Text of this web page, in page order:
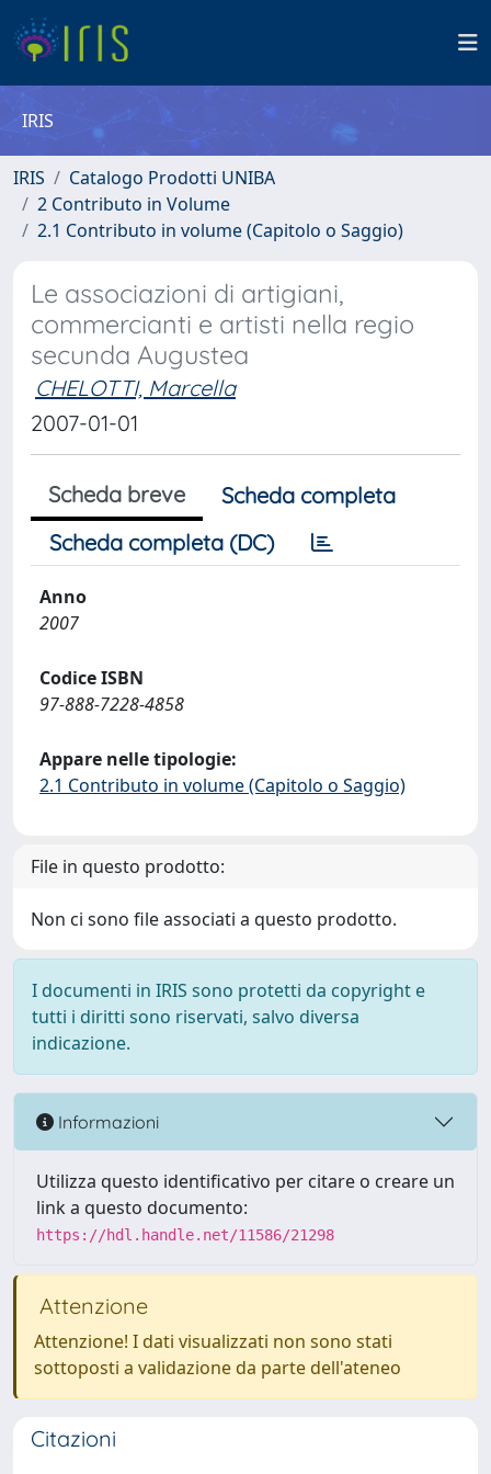
IRIS
IRIS
Catalogo Prodotti UNIBA
2 Contributo in Volume
2.1 Contributo in volume (Capitolo o Saggio)
Le associazioni di artigiani,
commercianti e artisti nella regio
secunda Augustea
CHELOTTI, Marcella
2007-01-01
Scheda breve
Scheda completa
Scheda completa (DC)
Anno
2007
Codice ISBN
97-888-7228-4858
Appare nelle tipologie:
2.1 Contributo in volume (Capitolo o Saggio)
File in questo prodotto:
Non ci sono file associati a questo prodotto.
I documenti in IRIS sono protetti da copyright e
tutti i diritti sono riservati, salvo diversa
indicazione.
Informazioni
Utilizza questo identificativo per citare o creare un
link a questo documento:
https://hdl.handle.net/11586/21298
Attenzione
Attenzione! I dati visualizzati non sono stati
sottoposti a validazione da parte dell'ateneo
Citazioni